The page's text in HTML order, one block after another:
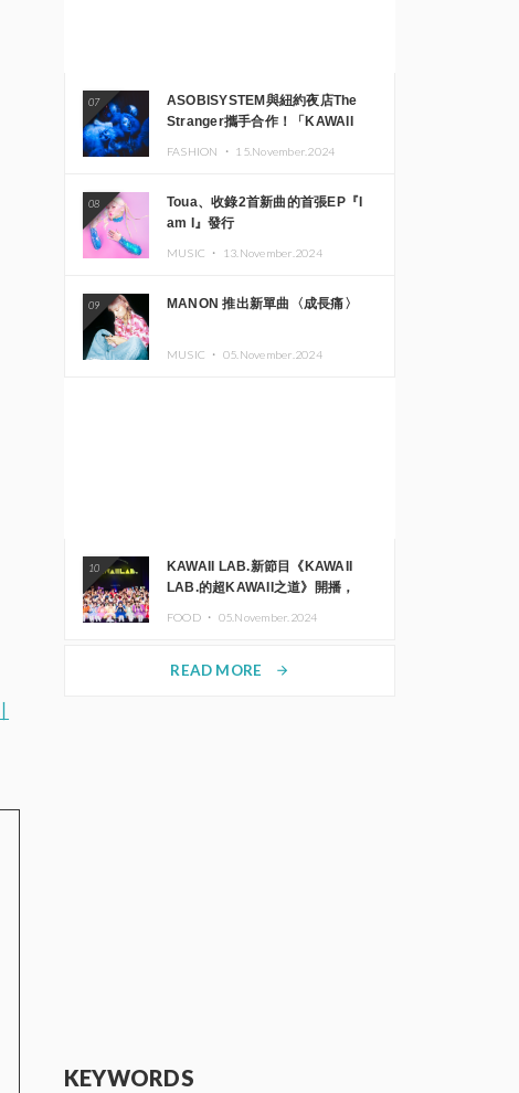
07
ASOBISYSTEM與紐約夜店The
Stranger攜手合作！「KAWAII
FASHION ・ 15.November.2024
08
Toua、收錄2首新曲的首張EP『I
am I』發行
MUSIC ・ 13.November.2024
09 MANON 推出新單曲〈成長痛〉
MUSIC ・ 05.November.2024
10
KAWAII LAB.新節目《KAWAII
LAB.的超KAWAII之道》開播，
FOOD ・ 05.November.2024
READ MORE arrow_forward
KEYWORDS